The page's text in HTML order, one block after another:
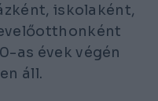
iskolaként,
as évek végén
áll.